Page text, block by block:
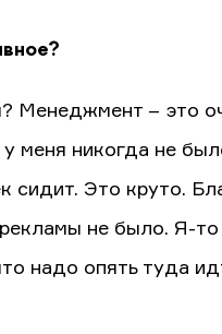
Менеджмент – это
меня никогда не
сидит. Это круто.
не было. Я-
надо опять туда